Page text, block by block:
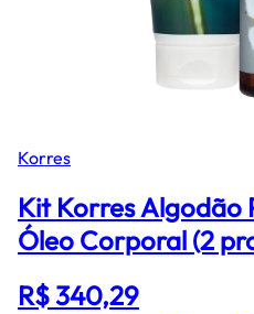
Korres
Kit Korres Algodão
Óleo Corporal (2
R$ 340,29